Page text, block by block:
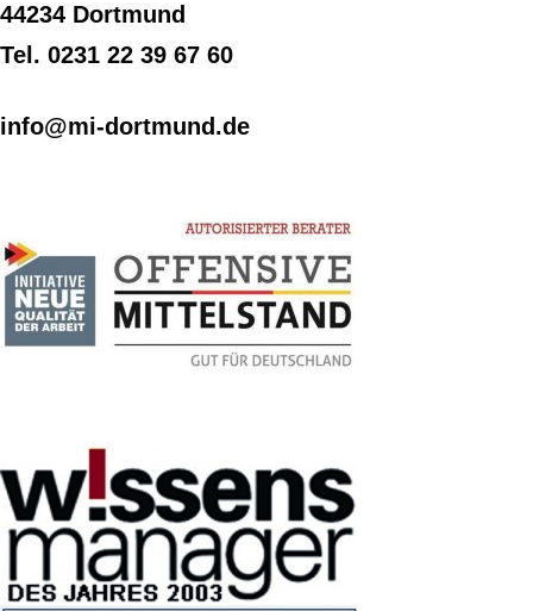
44234 Dortmund
Tel. 0231 22 39 67 60
info@mi-dortmund.de